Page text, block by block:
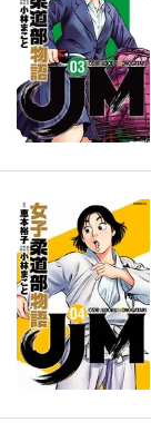
ポイント